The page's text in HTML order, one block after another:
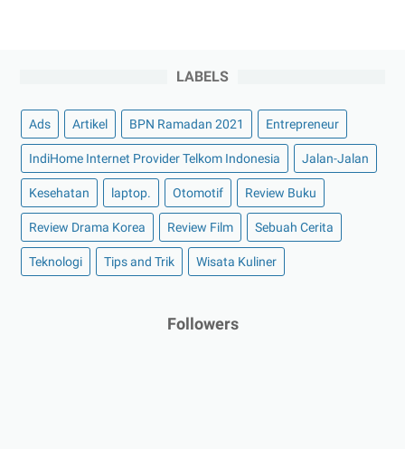
LABELS
Ads Artikel BPN Ramadan 2021 Entrepreneur
IndiHome Internet Provider Telkom Indonesia Jalan-Jalan
Kesehatan laptop. Otomotif Review Buku
Review Drama Korea Review Film Sebuah Cerita
Teknologi Tips and Trik Wisata Kuliner
Followers